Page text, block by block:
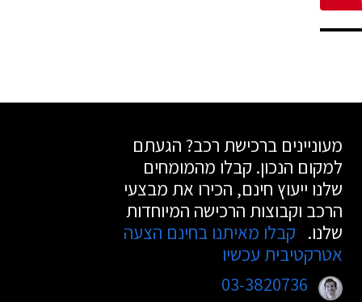
מעוניינים ברכישת רכב? הגעתם
למקום הנכון. קבלו מהמומחים
שלנו ייעוץ חינם, הכירו את מבצעי
הרכב וקבוצות הרכישה המיוחדות
שלנו. קבלו מאיתנו בחינם הצעה
אטרקטיבית עכשיו
03-3820736